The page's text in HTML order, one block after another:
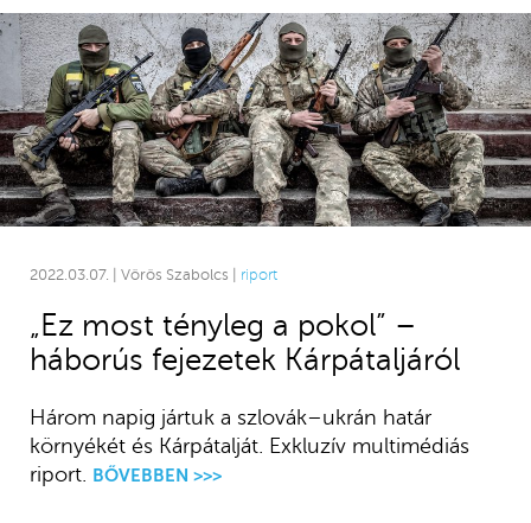
2022.03.07. | Vörös Szabolcs | riport
„Ez most tényleg a pokol” –
háborús fejezetek Kárpátaljáról
Három napig jártuk a szlovák–ukrán határ
környékét és Kárpátalját. Exkluzív multimédiás
riport.
BŐVEBBEN >>>